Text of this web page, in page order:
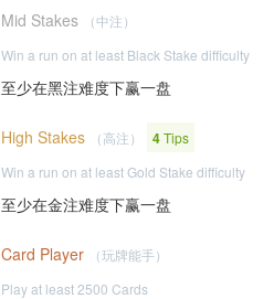
Mid Stakes
（中注）
Win a run on at least Black Stake difficulty
至少在黑注难度下赢一盘
High Stakes （高注） 4Tips
Win a run on at least Gold Stake difficulty
至少在金注难度下赢一盘
Card Player
（玩牌能手）
Play at least 2500 Cards